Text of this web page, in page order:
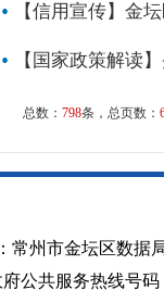
【信用宣传】金
【国家政策解读
总数： 798条，总页数：
常州市金坛区数据
公共服务热线号码